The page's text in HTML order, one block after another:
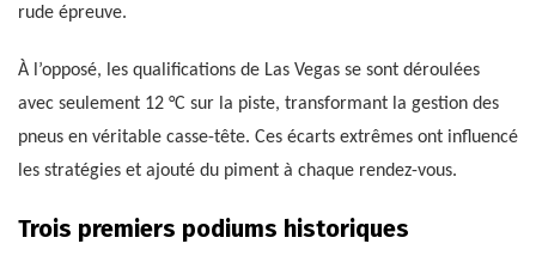
rude épreuve.
À l’opposé, les qualifications de Las Vegas se sont déroulées
avec seulement 12 °C sur la piste, transformant la gestion des
pneus en véritable casse-tête. Ces écarts extrêmes ont influencé
les stratégies et ajouté du piment à chaque rendez-vous.
Trois premiers podiums historiques